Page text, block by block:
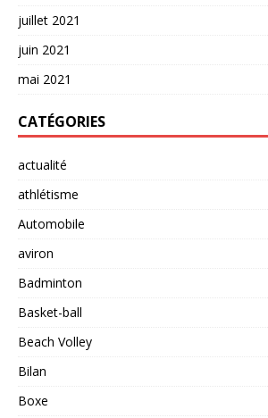
juillet 2021
juin 2021
mai 2021
CATÉGORIES
actualité
athlétisme
Automobile
aviron
Badminton
Basket-ball
Beach Volley
Bilan
Boxe